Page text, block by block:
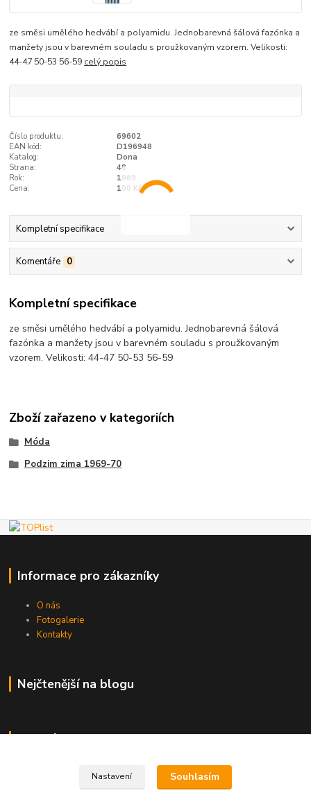
ze směsi umělého hedvábí a polyamidu. Jednobarevná šálová fazónka a
manžety jsou v barevném souladu s proužkovaným vzorem. Velikosti:
44-47 50-53 56-59 celý popis
Číslo produktu:
69602
EAN kód:
D196948
Katalog:
Dona
Strana:
48
Rok:
1969
Cena:
100 Kčs
Kompletní specifikace
Komentáře 0
Kompletní specifikace
ze směsi umělého hedvábí a polyamidu. Jednobarevná šálová
fazónka a manžety jsou v barevném souladu s proužkovaným
vzorem. Velikosti: 44-47 50-53 56-59
Zboží zařazeno v kategoriích
Móda
Podzim zima 1969-70
Informace pro zákazníky
O nás
Fotogalerie
Kontakty
Nejčtenější na blogu
Kde nás najdete
Nastavení Souhlasím